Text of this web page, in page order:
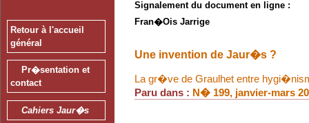
Retour à l'accueil
général
Pr�sentation et
contact
Cahiers Jaur�s
Signalement du document en ligne :
Fran�ois Jarrige
Une invention de Jaur�s ?
La gr�ve de Graulhet entre
Paru dans : N� 199, janvier-mars